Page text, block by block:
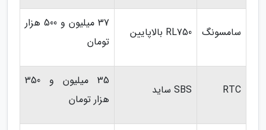
سامسونگ RL750 بالاپایین
37 میلیون و 500 هزار
تومان
RTC SBS ساید
35 میلیون و 350
هزار تومان